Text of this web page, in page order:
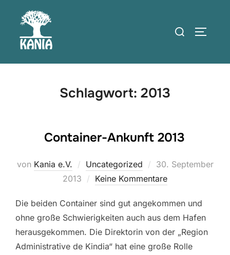
springen
Suchen
Schlagwort: 2013
Container-Ankunft 2013
von Kania e.V. Uncategorized
Veröffentlicht
am
30. September
2013
Keine Kommentare
Die beiden Container sind gut angekommen und
ohne große Schwierigkeiten auch aus dem Hafen
herausgekommen. Die Direktorin von der „Region
Administrative de Kindia“ hat eine große Rolle